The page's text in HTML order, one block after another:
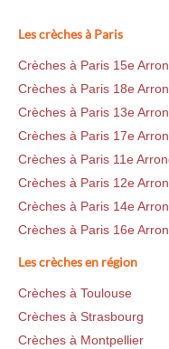
Les crèches à Paris
Crèches à Paris 15e
Crèches à Paris 18e
Crèches à Paris 13e
Crèches à Paris 17e
Crèches à Paris 11e
Crèches à Paris 12e
Crèches à Paris 14e
Crèches à Paris 16e
Les crèches en région
Crèches à Toulouse
Crèches à Strasbourg
Crèches à Montpellier